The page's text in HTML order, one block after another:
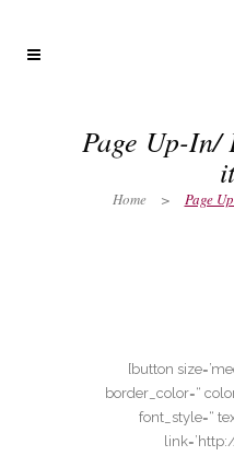
Page Up-In/
Home > Page
[button
border_color=“
font_style=“